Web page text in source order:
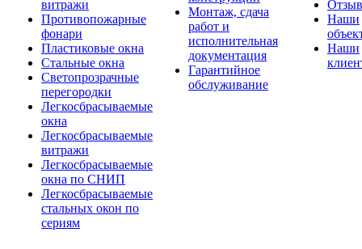
витражи
Противопожарные
фонари
Пластиковые окна
Стальные окна
Светопрозрачные
перегородки
Легкосбрасываемые
окна
Легкосбрасываемые
витражи
Легкосбрасываемые
окна по СНИП
Легкосбрасываемые
стальных окон по
сериям
Монтаж, сдача
работ и
исполнительная
документация
Гарантийное
обслуживание
Наши
Наши